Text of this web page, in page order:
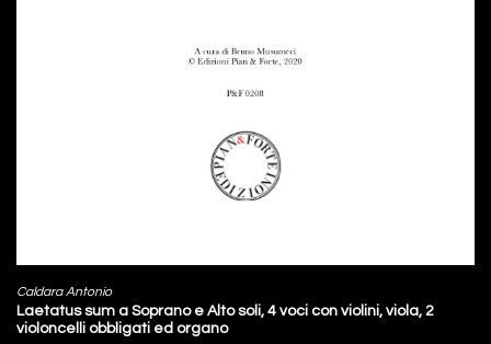
Caldara Antonio
Laetatus sum a Soprano e Alto soli, 4 voci con violini, viola, 2
violoncelli obbligati ed organo